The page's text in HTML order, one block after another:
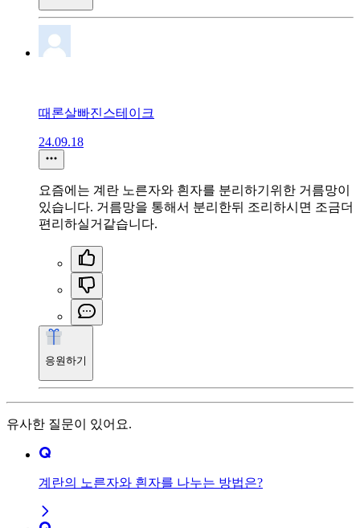
때론살빠진스테이크
24.09.18
요즘에는 계란 노른자와 흰자를 분리하기위한 거름망이
있습니다. 거름망을 통해서 분리한뒤 조리하시면 조금더
편리하실거같습니다.
응원하기
유사한 질문이 있어요.
계란의 노른자와 흰자를 나누는 방법은?